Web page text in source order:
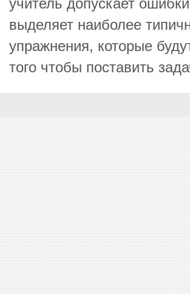
учитель допускает
выделяет наиболее
упражнения, которые
того чтобы поставить